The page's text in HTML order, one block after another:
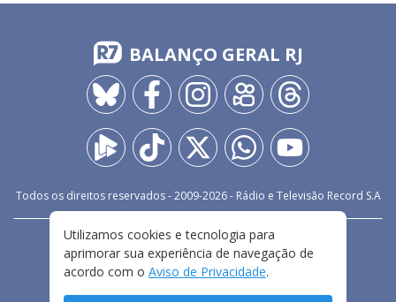
BALANÇO GERAL RJ
Todos os direitos reservados - 2009-2026- Rádio e Televisão Record S.A
FALE CONOSCO
PRIVACIDADE
TERMOS E CONDIÇÕES DE USO
Utilizamos cookies e tecnologia para
aprimorar sua experiência de navegação de
acordo com o Aviso de Privacidade.